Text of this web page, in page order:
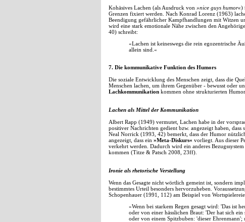
Kohäsives Lachen (als Ausdruck von »nice guys humor«)
Grenzen fixiert werden. Nach Konrad Lorenz (1963)
Beendigung gefährlicher Kampfhandlungen mit Witzen
wird eine stark emotionale Nähe zwischen den
40) schreibt:
«Lachen ist keineswegs die rein egozentrische
allein sind.«
7. Die kommunikative Funktion des Humors
Die soziale Entwicklung des Menschen zeigt, dass die
Menschen lachen, um ihrem Gegenüber - bewusst oder
Lachkommunikation kommen ohne strukturierten
Lachen als Mittel der Kommunikation
Albert Rapp (1949) vermutet, Lachen habe in der
positiver Nachrichten gedient bzw. angezeigt haben, dass
Neal Norrick (1993, 42) bemerkt, dass der Humor
angezeigt, dass ein »Meta-Diskurs« vorliegt. Aus dieser
verkehrt werden. Dadurch wird ein anderes
kommen (Titze & Patsch 2008, 23ff).
Ironie als rhetorische Verstellung
Wenn das Gesagte nicht wörtlich gemeint ist, sondern
bestimmtes Urteil besonders hervorzuheben.
Schopenhauer (1991, 112) am Beispiel von
»Wenn bei starkem Regen gesagt wird: 'Das ist
oder von einer hässlichen Braut: 'Der hat sich ein
oder von einem Spitzbuben: 'dieser Ehrenmann';